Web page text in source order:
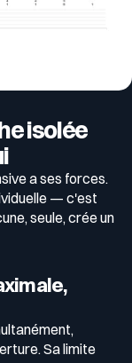
isolée
a ses forces.
— c'est
seule, crée un
Sa limite